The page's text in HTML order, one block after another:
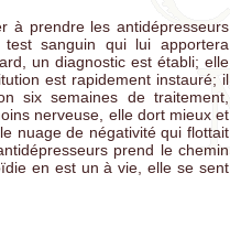
à prendre les antidépresseurs
sanguin qui lui apportera
un diagnostic est établi; elle
est rapidement instauré; il
six semaines de traitement,
nerveuse, elle dort mieux et
nuage de négativité qui flottait
prend le chemin
en est un à vie, elle se sent